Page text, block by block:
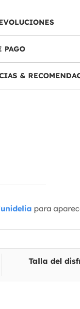
PAGO
&
para
Talla del